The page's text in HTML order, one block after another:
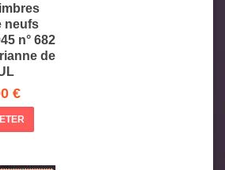
neufs
n° 682
de
€